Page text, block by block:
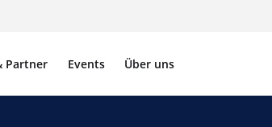
Partner Events Über uns